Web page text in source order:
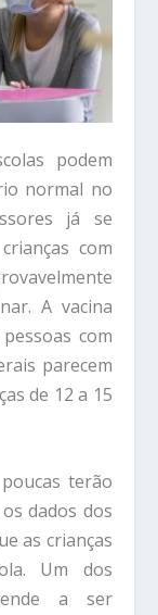
podem
normal no
já se
com
A vacina
com
parecem
de 12 a 15
terão
dados dos
as crianças
Um dos
a ser